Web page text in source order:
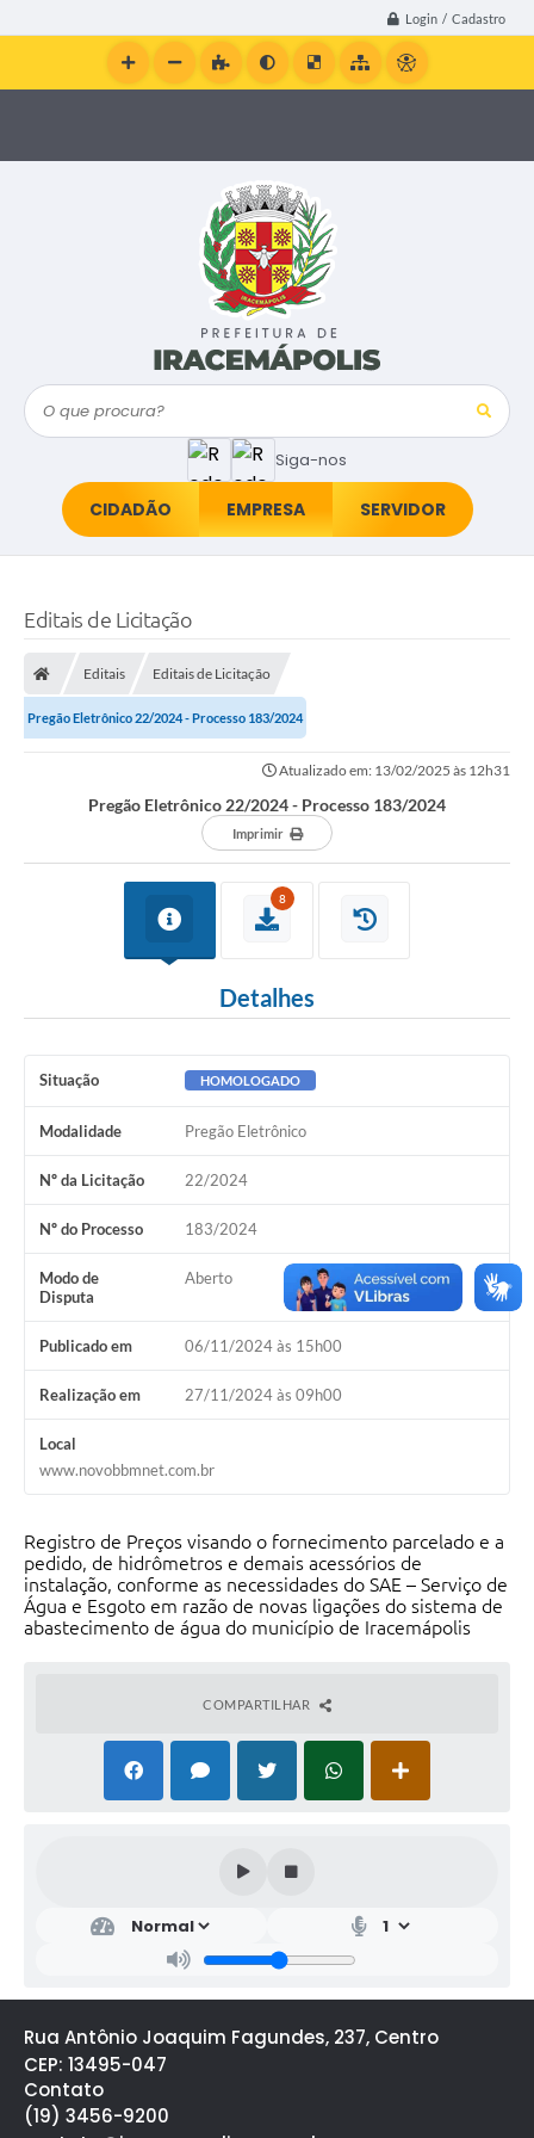
Login / Cadastro
Siga-nos
O que procura?
CIDADÃO EMPRESA SERVIDOR
Editais de Licitação
Editais Editais de Licitação
Pregão Eletrônico 22/2024 - Processo 183/2024
Atualizado em: 13/02/2025 às 12h31
Pregão Eletrônico 22/2024 - Processo 183/2024
Imprimir
8
Detalhes
Situação HOMOLOGADO
Modalidade Pregão Eletrônico
Nº da Licitação 22/2024
Nº do Processo 183/2024
Modo de
Disputa
Aberto
Publicado em 06/11/2024 às 15h00
Realização em 27/11/2024 às 09h00
Local
www.novobbmnet.com.br
Registro de Preços visando o fornecimento parcelado e a
pedido, de hidrômetros e demais acessórios de
instalação, conforme as necessidades do SAE – Serviço de
Água e Esgoto em razão de novas ligações do sistema de
abastecimento de água do município de Iracemápolis
COMPARTILHAR
Rua Antônio Joaquim Fagundes, 237, Centro
CEP: 13495-047
Contato
(19) 3456-9200